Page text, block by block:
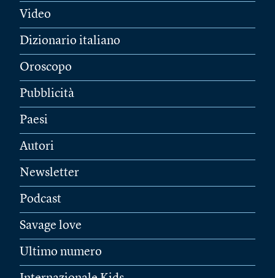
Video
Dizionario italiano
Oroscopo
Pubblicità
Paesi
Autori
Newsletter
Podcast
Savage love
Ultimo numero